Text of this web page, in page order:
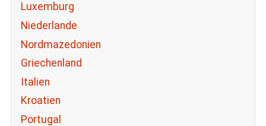
Luxemburg
Niederlande
Nordmazedonien
Griechenland
Italien
Kroatien
Portugal